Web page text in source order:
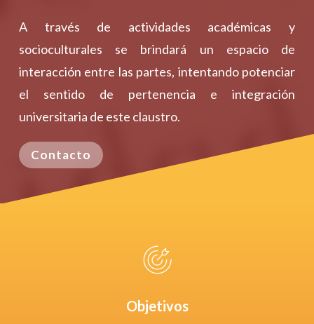
A través de actividades académicas y
socioculturales se brindará un espacio de
interacción entre las partes, intentando potenciar
el sentido de pertenencia e integración
universitaria de este claustro.
Contacto
Objetivos